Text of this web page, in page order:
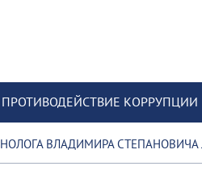
ПРОТИВОДЕЙСТВИЕ КОРРУПЦИИ